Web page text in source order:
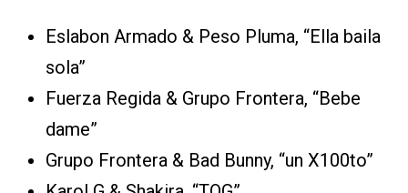
Eslabon Armado & Peso Pluma, “Ella baila
sola”
Fuerza Regida & Grupo Frontera, “Bebe
dame”
Grupo Frontera & Bad Bunny, “un X100to”